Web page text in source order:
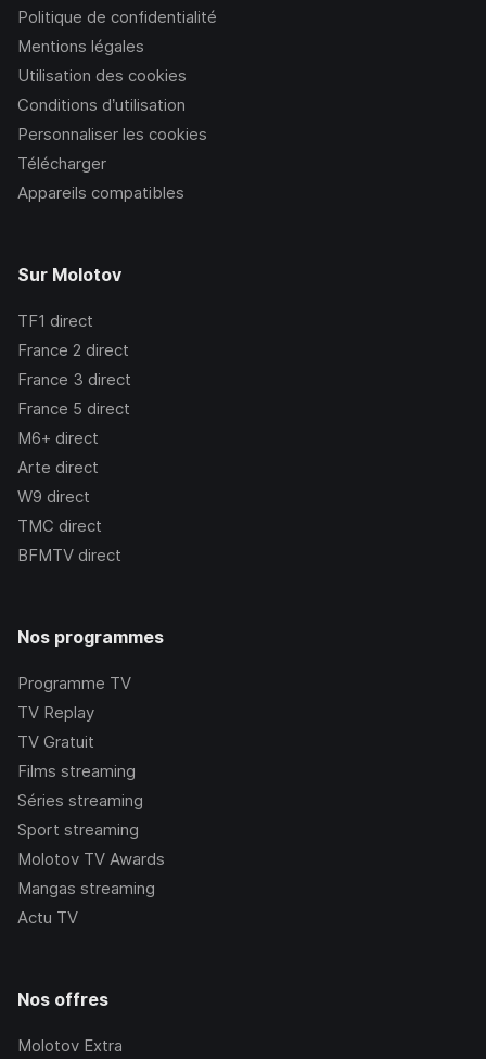
Politique de confidentialité
Mentions légales
Utilisation des cookies
Conditions d’utilisation
Personnaliser les cookies
Télécharger
Appareils compatibles
Sur Molotov
TF1 direct
France 2 direct
France 3 direct
France 5 direct
M6+ direct
Arte direct
W9 direct
TMC direct
BFMTV direct
Nos programmes
Programme TV
TV Replay
TV Gratuit
Films streaming
Séries streaming
Sport streaming
Molotov TV Awards
Mangas streaming
Actu TV
Nos offres
Molotov Extra